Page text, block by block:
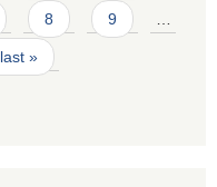
8 9
last »